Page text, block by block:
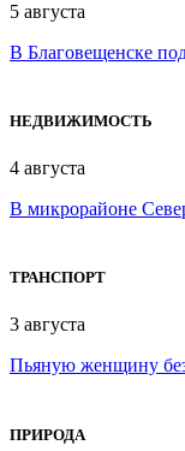
5 августа
В Благовещенске
НЕДВИЖИМОСТЬ
4 августа
В микрорайоне
ТРАНСПОРТ
3 августа
Пьяную женщину без
ПРИРОДА